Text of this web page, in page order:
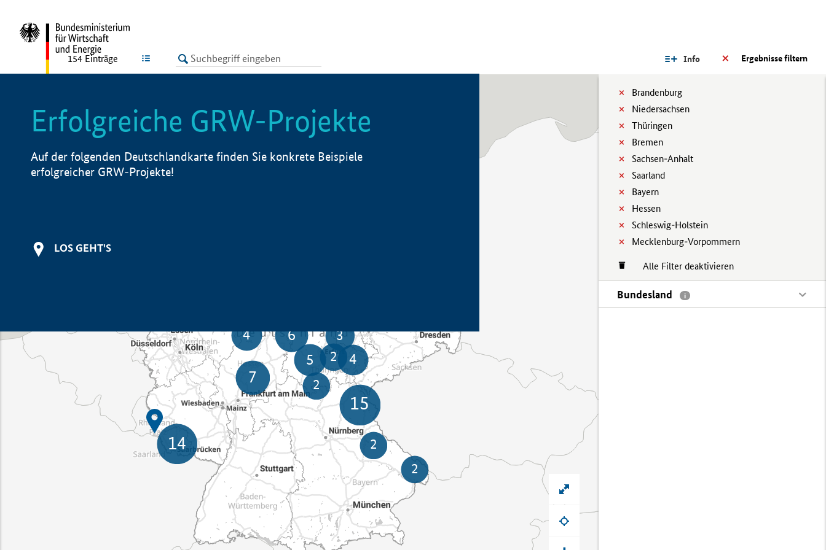
LISTE Ergebnisse filtern
Info
Brandenburg
Niedersachsen
Thüringen
Bremen
Sachsen-Anhalt
Saarland
Bayern
Hessen
Schleswig-Holstein
Mecklenburg-Vorpommern
Alle Filter deaktivieren
Bundesland i
154 Einträge
Erfolgreiche GRW-Projekte
Auf der folgenden Deutschlandkarte finden Sie konkrete Beispiele
erfolgreicher GRW-Projekte!
LOS GEHT'S